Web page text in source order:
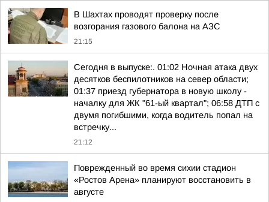
В Шахтах проводят проверку после
возгорания газового балона на АЗС
21:15
Сегодня в выпуске:. 01:02 Ночная атака двух
десятков беспилотников на север области;
01:37 приезд губернатора в новую школу -
началку для ЖК "61-ый квартал"; 06:58 ДТП с
двумя погибшими, когда водитель попал на
встречку...
21:12
Поврежденный во время сихии стадион
«Ростов Арена» планируют восстановить в
августе